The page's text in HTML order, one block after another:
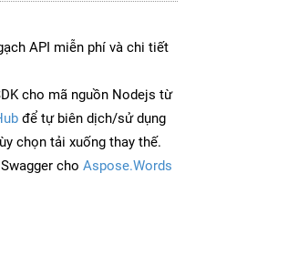
API miễn phí và chi tiết
cho mã nguồn Nodejs từ
để tự biên dịch/sử dụng
chọn tải xuống thay thế.
cho Aspose.Words